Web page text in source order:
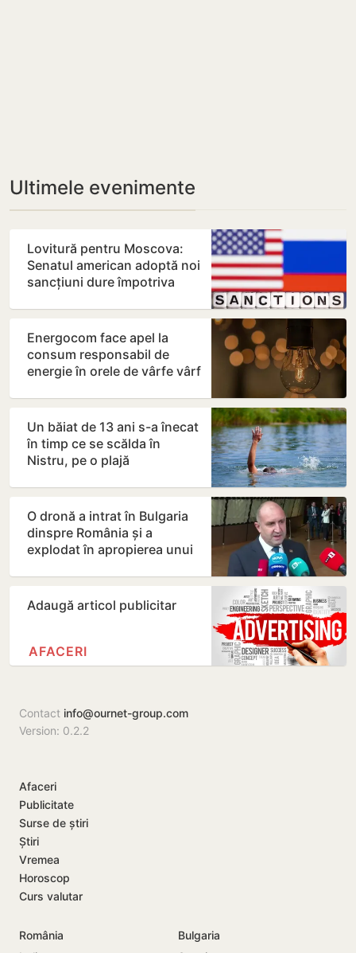
Ultimele evenimente
Lovitură pentru Moscova:
Senatul american adoptă noi
sancțiuni dure împotriva
Energocom face apel la
consum responsabil de
energie în orele de vârfe vârf
Un băiat de 13 ani s-a înecat
în timp ce se scălda în
Nistru, pe o plajă
O dronă a intrat în Bulgaria
dinspre România și a
explodat în apropierea unui
Adaugă articol publicitar
AFACERI
Contact info@ournet-group.com
Version: 0.2.2
Afaceri
Publicitate
Surse de știri
Știri
Vremea
Horoscop
Curs valutar
România
Bulgaria